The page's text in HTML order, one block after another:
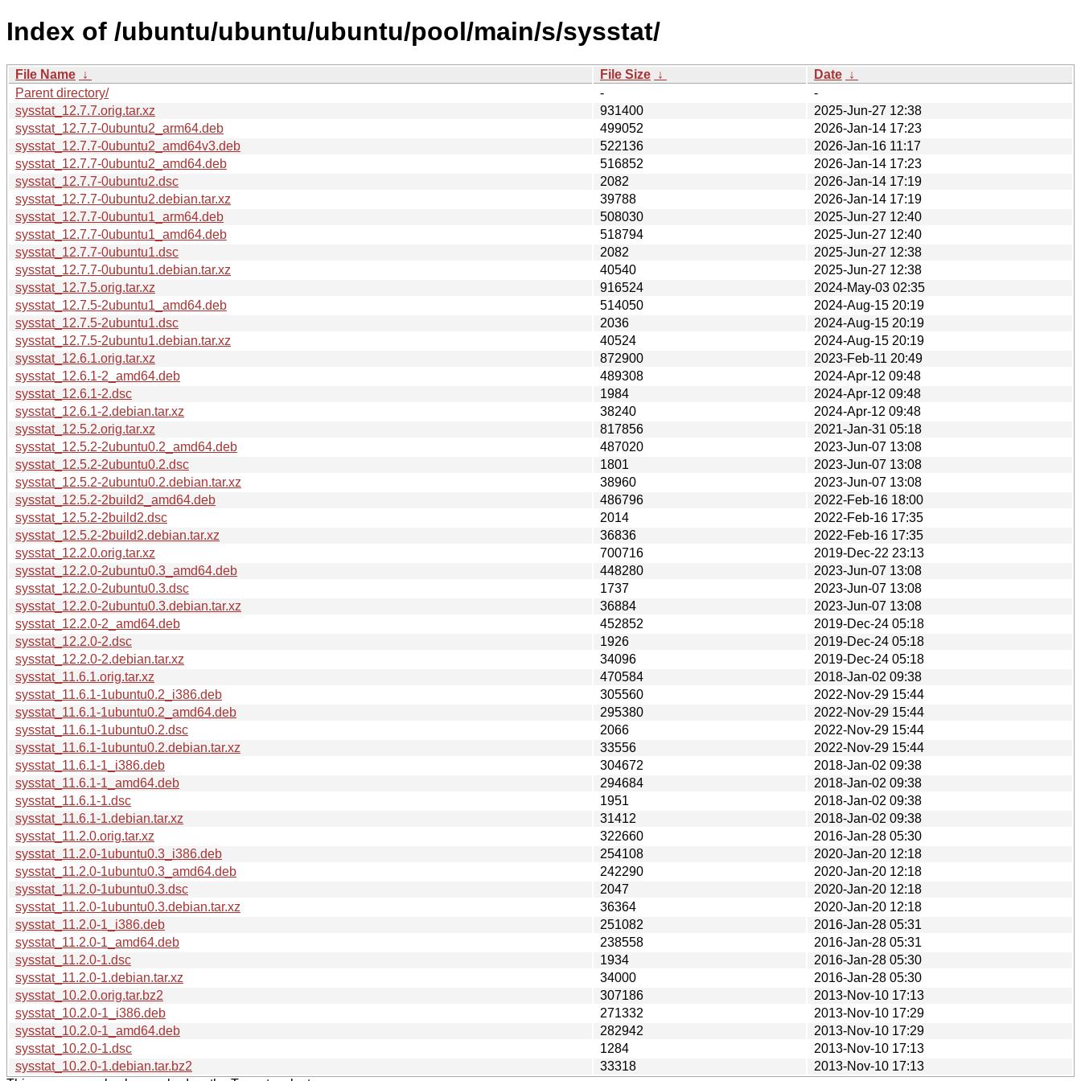
Index of /ubuntu/ubuntu/ubuntu/pool/main/s/sysstat/
File Name ↓ File Size ↓ Date ↓
Parent directory/
-
-
sysstat_12.7.7.orig.tar.xz
931400
2025-Jun-27 12:38
sysstat_12.7.7-0ubuntu2_arm64.deb
499052
2026-Jan-14 17:23
sysstat_12.7.7-0ubuntu2_amd64v3.deb
522136
2026-Jan-16 11:17
sysstat_12.7.7-0ubuntu2_amd64.deb
516852
2026-Jan-14 17:23
sysstat_12.7.7-0ubuntu2.dsc
2082
2026-Jan-14 17:19
sysstat_12.7.7-0ubuntu2.debian.tar.xz
39788
2026-Jan-14 17:19
sysstat_12.7.7-0ubuntu1_arm64.deb
508030
2025-Jun-27 12:40
sysstat_12.7.7-0ubuntu1_amd64.deb
518794
2025-Jun-27 12:40
sysstat_12.7.7-0ubuntu1.dsc
2082
2025-Jun-27 12:38
sysstat_12.7.7-0ubuntu1.debian.tar.xz
40540
2025-Jun-27 12:38
sysstat_12.7.5.orig.tar.xz
916524
2024-May-03 02:35
sysstat_12.7.5-2ubuntu1_amd64.deb
514050
2024-Aug-15 20:19
sysstat_12.7.5-2ubuntu1.dsc
2036
2024-Aug-15 20:19
sysstat_12.7.5-2ubuntu1.debian.tar.xz
40524
2024-Aug-15 20:19
sysstat_12.6.1.orig.tar.xz
872900
2023-Feb-11 20:49
sysstat_12.6.1-2_amd64.deb
489308
2024-Apr-12 09:48
sysstat_12.6.1-2.dsc
1984
2024-Apr-12 09:48
sysstat_12.6.1-2.debian.tar.xz
38240
2024-Apr-12 09:48
sysstat_12.5.2.orig.tar.xz
817856
2021-Jan-31 05:18
sysstat_12.5.2-2ubuntu0.2_amd64.deb
487020
2023-Jun-07 13:08
sysstat_12.5.2-2ubuntu0.2.dsc
1801
2023-Jun-07 13:08
sysstat_12.5.2-2ubuntu0.2.debian.tar.xz
38960
2023-Jun-07 13:08
sysstat_12.5.2-2build2_amd64.deb
486796
2022-Feb-16 18:00
sysstat_12.5.2-2build2.dsc
2014
2022-Feb-16 17:35
sysstat_12.5.2-2build2.debian.tar.xz
36836
2022-Feb-16 17:35
sysstat_12.2.0.orig.tar.xz
700716
2019-Dec-22 23:13
sysstat_12.2.0-2ubuntu0.3_amd64.deb
448280
2023-Jun-07 13:08
sysstat_12.2.0-2ubuntu0.3.dsc
1737
2023-Jun-07 13:08
sysstat_12.2.0-2ubuntu0.3.debian.tar.xz
36884
2023-Jun-07 13:08
sysstat_12.2.0-2_amd64.deb
452852
2019-Dec-24 05:18
sysstat_12.2.0-2.dsc
1926
2019-Dec-24 05:18
sysstat_12.2.0-2.debian.tar.xz
34096
2019-Dec-24 05:18
sysstat_11.6.1.orig.tar.xz
470584
2018-Jan-02 09:38
sysstat_11.6.1-1ubuntu0.2_i386.deb
305560
2022-Nov-29 15:44
sysstat_11.6.1-1ubuntu0.2_amd64.deb
295380
2022-Nov-29 15:44
sysstat_11.6.1-1ubuntu0.2.dsc
2066
2022-Nov-29 15:44
sysstat_11.6.1-1ubuntu0.2.debian.tar.xz
33556
2022-Nov-29 15:44
sysstat_11.6.1-1_i386.deb
304672
2018-Jan-02 09:38
sysstat_11.6.1-1_amd64.deb
294684
2018-Jan-02 09:38
sysstat_11.6.1-1.dsc
1951
2018-Jan-02 09:38
sysstat_11.6.1-1.debian.tar.xz
31412
2018-Jan-02 09:38
sysstat_11.2.0.orig.tar.xz
322660
2016-Jan-28 05:30
sysstat_11.2.0-1ubuntu0.3_i386.deb
254108
2020-Jan-20 12:18
sysstat_11.2.0-1ubuntu0.3_amd64.deb
242290
2020-Jan-20 12:18
sysstat_11.2.0-1ubuntu0.3.dsc
2047
2020-Jan-20 12:18
sysstat_11.2.0-1ubuntu0.3.debian.tar.xz
36364
2020-Jan-20 12:18
sysstat_11.2.0-1_i386.deb
251082
2016-Jan-28 05:31
sysstat_11.2.0-1_amd64.deb
238558
2016-Jan-28 05:31
sysstat_11.2.0-1.dsc
1934
2016-Jan-28 05:30
sysstat_11.2.0-1.debian.tar.xz
34000
2016-Jan-28 05:30
sysstat_10.2.0.orig.tar.bz2
307186
2013-Nov-10 17:13
sysstat_10.2.0-1_i386.deb
271332
2013-Nov-10 17:29
sysstat_10.2.0-1_amd64.deb
282942
2013-Nov-10 17:29
sysstat_10.2.0-1.dsc
1284
2013-Nov-10 17:13
sysstat_10.2.0-1.debian.tar.bz2
33318
2013-Nov-10 17:13